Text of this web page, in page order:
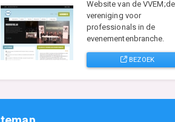
Website van de VVEM;de
vereniging voor
professionals in de
evenementenbranche.
BEZOEK